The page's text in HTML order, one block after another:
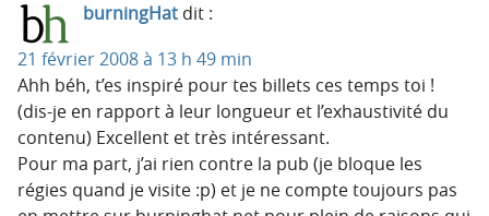
burningHat dit :
21 février 2008 à 13 h 49 min
Ahh béh, t’es inspiré pour tes billets ces temps toi !
(dis-je en rapport à leur longueur et l’exhaustivité du
contenu) Excellent et très intéressant.
Pour ma part, j’ai rien contre la pub (je bloque les
régies quand je visite :p) et je ne compte toujours pas